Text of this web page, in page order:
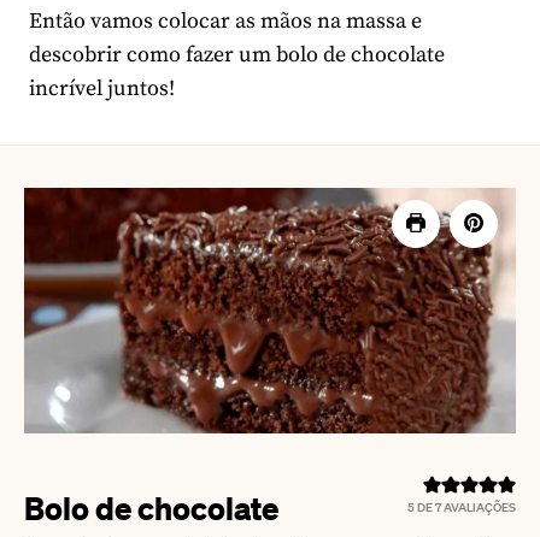
Então vamos colocar as mãos na massa e
descobrir como fazer um bolo de chocolate
incrível juntos!
5DE7AVALIAÇÕES
Bolo de chocolate